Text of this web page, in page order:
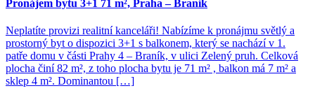
Pronájem bytu 3+1 71 m², Praha – Braník
Neplatíte provizi realitní kanceláři! Nabízíme k pronájmu světlý a
prostorný byt o dispozici 3+1 s balkonem, který se nachází v 1.
patře domu v části Prahy 4 – Braník, v ulici Zelený pruh. Celková
plocha činí 82 m², z toho plocha bytu je 71 m² , balkon má 7 m² a
sklep 4 m². Dominantou […]